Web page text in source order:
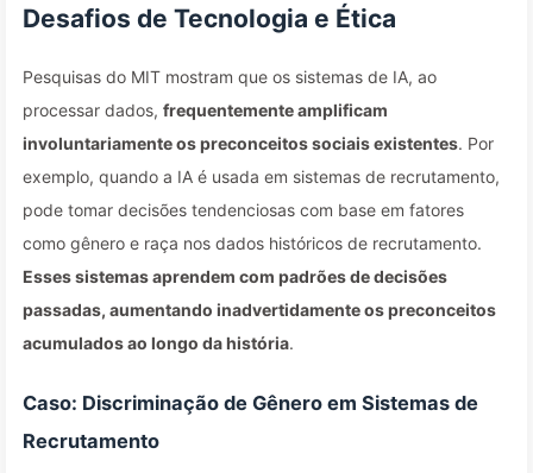
Desafios de Tecnologia e Ética
Pesquisas do MIT mostram que os sistemas de IA, ao
processar dados, frequentemente amplificam
involuntariamente os preconceitos sociais existentes. Por
exemplo, quando a IA é usada em sistemas de recrutamento,
pode tomar decisões tendenciosas com base em fatores
como gênero e raça nos dados históricos de recrutamento.
Esses sistemas aprendem com padrões de decisões
passadas, aumentando inadvertidamente os preconceitos
acumulados ao longo da história.
Caso: Discriminação de Gênero em Sistemas de
Recrutamento